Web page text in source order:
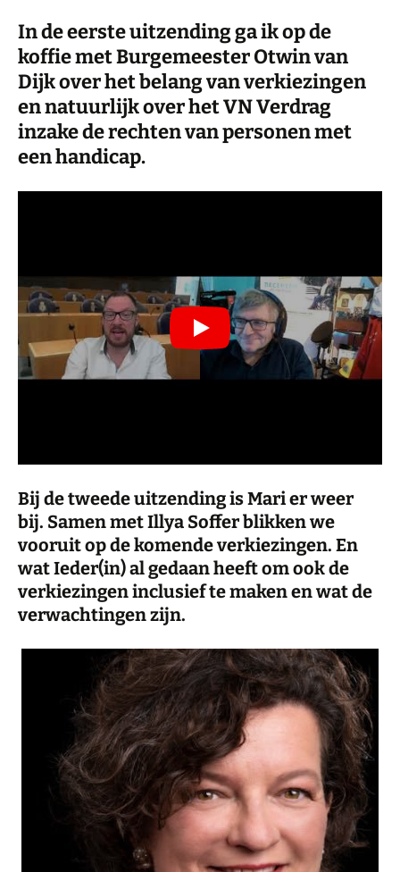
In de eerste uitzending ga ik op de
koffie met Burgemeester Otwin van
Dijk over het belang van verkiezingen
en natuurlijk over het VN Verdrag
inzake de rechten van personen met
een handicap.
Bij de tweede uitzending is Mari er weer
bij. Samen met Illya Soffer blikken we
vooruit op de komende verkiezingen. En
wat Ieder(in) al gedaan heeft om ook de
verkiezingen inclusief te maken en wat de
verwachtingen zijn.